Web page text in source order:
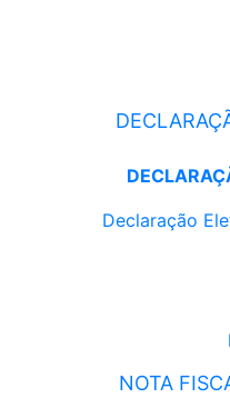
Declaração
NOTA